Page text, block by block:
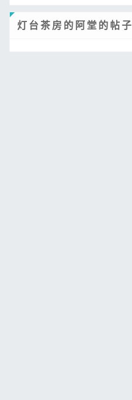
灯台茶房的阿堂的帖子